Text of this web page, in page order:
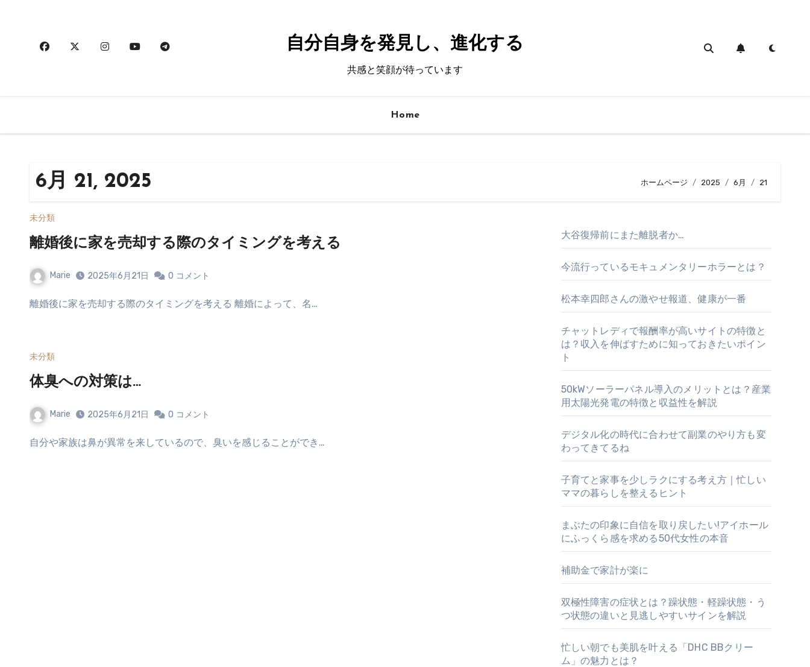
自分自身を発見し、進化する
共感と笑顔が待っています
Home
6月 21, 2025 ホームページ 2025 6月 21
未分類
離婚後に家を売却する際のタイミングを考える
Marie 2025年6月21日 0 コメント
離婚後に家を売却する際のタイミングを考える 離婚によって、名…
未分類
体臭への対策は…
Marie 2025年6月21日 0 コメント
自分や家族は鼻が異常を来しているので、臭いを感じることができ…
大谷復帰前にまた離脱者か…
今流行っているモキュメンタリーホラーとは？
松本幸四郎さんの激やせ報道、健康が一番
チャットレディで報酬率が高いサイトの特徴と
は？収入を伸ばすために知っておきたいポイン
ト
50kWソーラーパネル導入のメリットとは？産業
用太陽光発電の特徴と収益性を解説
デジタル化の時代に合わせて副業のやり方も変
わってきてるね
子育てと家事を少しラクにする考え方｜忙しい
ママの暮らしを整えるヒント
まぶたの印象に自信を取り戻したい!アイホール
にふっくら感を求める50代女性の本音
補助金で家計が楽に
双極性障害の症状とは？躁状態・軽躁状態・う
つ状態の違いと見逃しやすいサインを解説
忙しい朝でも美肌を叶える「DHC BBクリー
ム」の魅力とは？